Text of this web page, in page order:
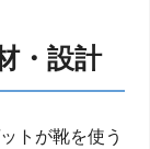
・設計
トが靴を使う